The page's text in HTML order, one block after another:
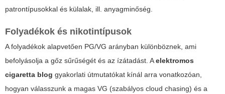
patrontípusokkal és külalak, ill. anyagminőség.
Folyadékok és nikotintípusok
A folyadékok alapvetően PG/VG arányban különböznek, ami
befolyásolja a gőz sűrűségét és az ízátadást. Aelektromos
cigaretta blog gyakorlati útmutatókat kínál arra vonatkozóan,
hogyan válasszunk a magas VG (szabályos cloud chasing) és a